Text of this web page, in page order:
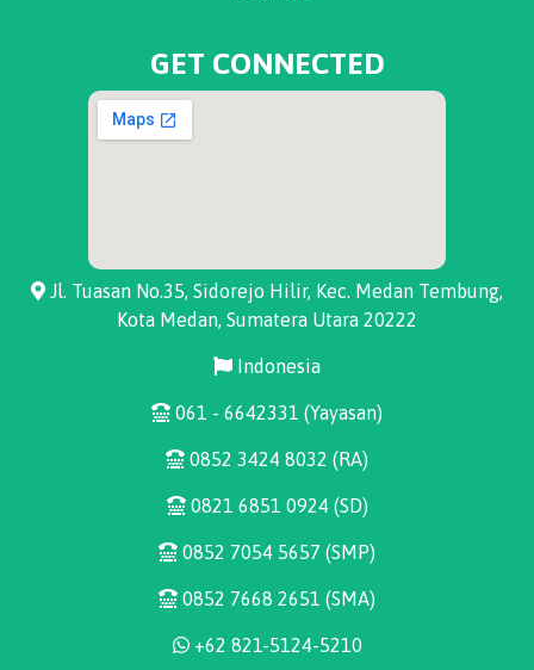
GET CONNECTED
Jl. Tuasan No.35, Sidorejo Hilir, Kec. Medan Tembung,
Kota Medan, Sumatera Utara 20222
Indonesia
061 - 6642331 (Yayasan)
0852 3424 8032 (RA)
0821 6851 0924 (SD)
0852 7054 5657 (SMP)
0852 7668 2651 (SMA)
+62 821-5124-5210